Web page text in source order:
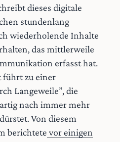
dieses digitale
stundenlang
wiederholende Inhalte
das mittlerweile
erfasst hat.
führt zu einer
Langeweile”, die
nach immer mehr
Von diesem
berichtete vor einigen